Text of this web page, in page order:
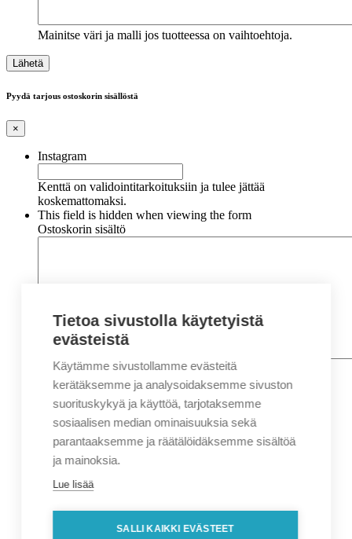
Mainitse väri ja malli jos tuotteessa on vaihtoehtoja.
Pyydä tarjous ostoskorin sisällöstä
×
Instagram
Kenttä on validointitarkoituksiin ja tulee jättää
koskemattomaksi.
This field is hidden when viewing the form
Ostoskorin sisältö
Nimi*
Etunimi
Sukunimi
Sähköposti*
Puhelin*
Osoitetiedot
Lähiosoite
Tietoa sivustolla käytetyistä
evästeistä
Käytämme sivustollamme evästeitä
kerätäksemme ja analysoidaksemme sivuston
suorituskykyä ja käyttöä, tarjotaksemme
sosiaalisen median ominaisuuksia sekä
parantaaksemme ja räätälöidäksemme sisältöä
ja mainoksia.
Lue lisää
SALLI KAIKKI EVÄSTEET